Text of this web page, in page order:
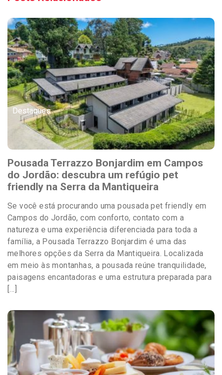
Destaques
Pousada Terrazzo Bonjardim em Campos
do Jordão: descubra um refúgio pet
friendly na Serra da Mantiqueira
Se você está procurando uma pousada pet friendly em
Campos do Jordão, com conforto, contato com a
natureza e uma experiência diferenciada para toda a
família, a Pousada Terrazzo Bonjardim é uma das
melhores opções da Serra da Mantiqueira. Localizada
em meio às montanhas, a pousada reúne tranquilidade,
paisagens encantadoras e uma estrutura preparada para
[…]